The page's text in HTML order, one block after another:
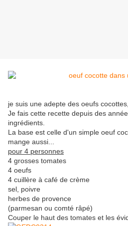
je suis une adepte des oeufs
Je fais cette recette depuis des
ingrédients.
La base est celle d'un simple oeuf
mange aussi...
pour 4 personnes
4 grosses tomates
4 oeufs
4 cuillère à café de crème
sel, poivre
herbes de provence
(parmesan ou comté râpé)
Couper le haut des tomates et les